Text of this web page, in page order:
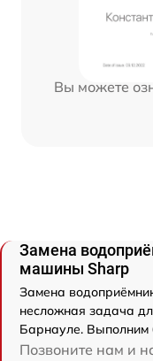
Вы можете
Замена
машины Sharp
Замена
несложная задача
Барнауле. Выполним
Позвоните нам и